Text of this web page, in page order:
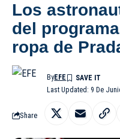
Los
del
ropa de
Last Updated: 9 De
ByEFE
Share